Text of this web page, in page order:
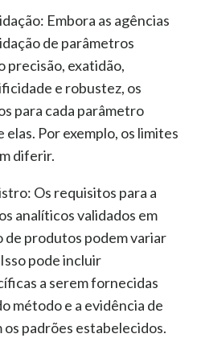
Embora as agências
de parâmetros
precisão, exatidão,
e robustez, os
para cada parâmetro
Por exemplo, os limites
diferir.
Os requisitos para a
analíticos validados em
de produtos podem variar
pode incluir
a serem fornecidas
método e a evidência de
padrões estabelecidos.